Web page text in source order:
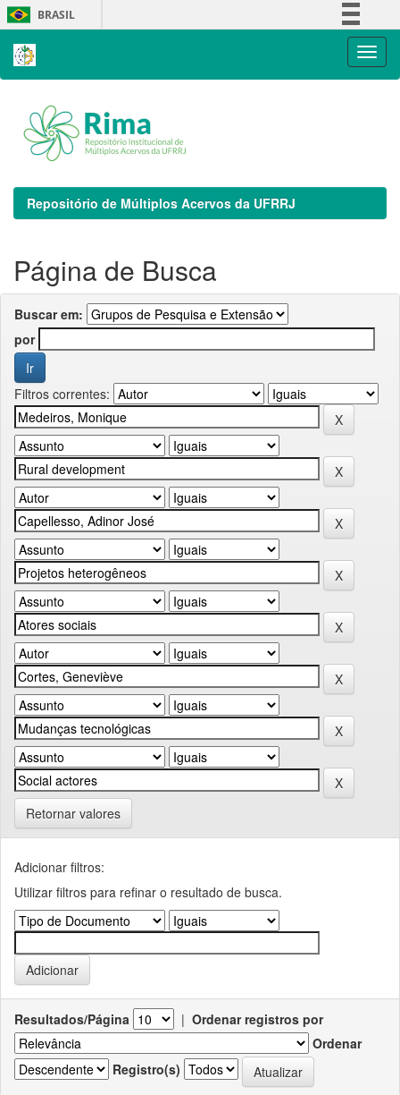
Skip
navigation
BRASIL
Repositório de Múltiplos Acervos da UFRRJ
Página de Busca
Buscar em:
por
Filtros correntes:
Retornar valores
Adicionar filtros:
Utilizar filtros para refinar o resultado de busca.
Resultados/Página | Ordenar registros por
Ordenar
Registro(s)